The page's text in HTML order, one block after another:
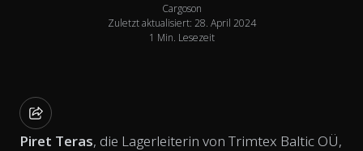
Cargoson
Zuletzt aktualisiert: 28. April 2024
1 Min. Lesezeit
Piret Teras, die Lagerleiterin von Trimtex Baltic OÜ,